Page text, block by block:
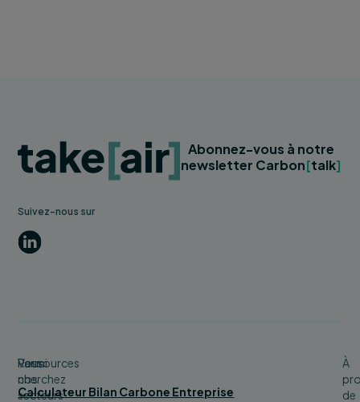
Suivez-nous sur
LinkedIn
Abonnez-vous à notre
newsletter Carbon[talk]
Vous
cherchez
Parmi
nos
secteurs
Ressources
Calculateur Bilan Carbone Entreprise
À
de